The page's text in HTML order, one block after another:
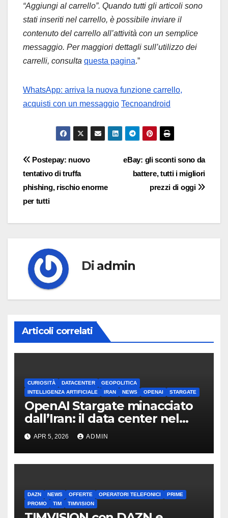
“Aggiungi al carrello”. Quando tutti gli articoli sono
stati inseriti nel carrello, è possibile inviare il
contenuto del carrello all’attività con un semplice
messaggio. Per maggiori dettagli sull’utilizzo dei
carrelli, consulta questa pagina.”
WhatsApp: arriva la nuova funzione carrello,
acquisti con un messaggio Tecnoandroid
Navigazione
articoli
eBay: gli sconti sono da
battere, tutti i migliori
prezzi di oggi
Postepay: nuovo
tentativo di truffa
phishing, rischio enorme
per tutti
Di admin
Articoli correlati
CURIOSITÀ DATACENTER
GEOPOLITICA
INTELLIGENZA ARTIFICIALE
IRAN NEWS OPENAI STARGATE
OpenAI Stargate minacciato
dall’Iran: il data center nel
mirino
APR 5, 2026 ADMIN
DAZN NEWS OFFERTE OPERATORI TELEFONICI
PRIME
PROMO
TIM TIMVISION